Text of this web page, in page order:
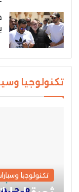
تكنولوجيا
تكنولوجيا